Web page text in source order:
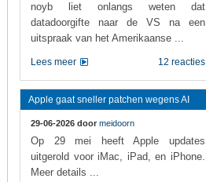
noyb liet onlangs weten dat
datadoorgifte naar de VS na een
uitspraak van het Amerikaanse ...
12 reacties
Lees meer
Apple gaat sneller patchen wegens AI
29-06-2026 door meidoorn
Op 29 mei heeft Apple updates
uitgerold voor iMac, iPad, en iPhone.
Meer details ...